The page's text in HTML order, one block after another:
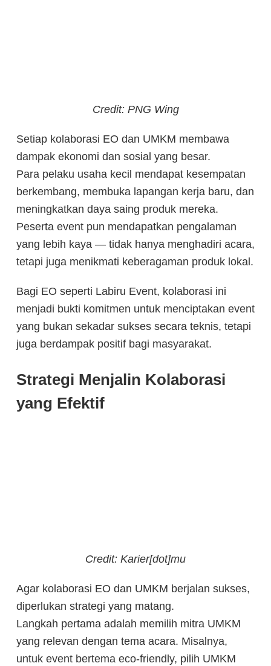
Credit: PNG Wing
Setiap kolaborasi EO dan UMKM membawa
dampak ekonomi dan sosial yang besar.
Para pelaku usaha kecil mendapat kesempatan
berkembang, membuka lapangan kerja baru, dan
meningkatkan daya saing produk mereka.
Peserta event pun mendapatkan pengalaman
yang lebih kaya — tidak hanya menghadiri acara,
tetapi juga menikmati keberagaman produk lokal.
Bagi EO seperti Labiru Event, kolaborasi ini
menjadi bukti komitmen untuk menciptakan event
yang bukan sekadar sukses secara teknis, tetapi
juga berdampak positif bagi masyarakat.
Strategi Menjalin Kolaborasi
yang Efektif
Credit: Karier[dot]mu
Agar kolaborasi EO dan UMKM berjalan sukses,
diperlukan strategi yang matang.
Langkah pertama adalah memilih mitra UMKM
yang relevan dengan tema acara. Misalnya,
untuk event bertema eco-friendly, pilih UMKM